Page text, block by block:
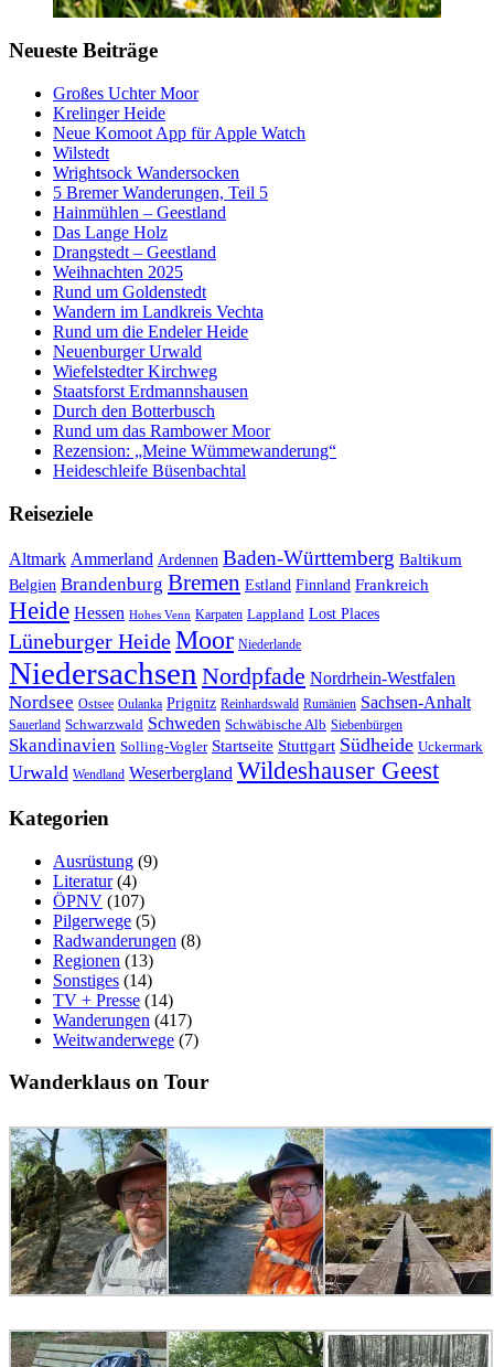
Neueste Beiträge
Großes Uchter Moor
Krelinger Heide
Neue Komoot App für Apple Watch
Wilstedt
Wrightsock Wandersocken
5 Bremer Wanderungen, Teil 5
Hainmühlen – Geestland
Das Lange Holz
Drangstedt – Geestland
Weihnachten 2025
Rund um Goldenstedt
Wandern im Landkreis Vechta
Rund um die Endeler Heide
Neuenburger Urwald
Wiefelstedter Kirchweg
Staatsforst Erdmannshausen
Durch den Botterbusch
Rund um das Rambower Moor
Rezension: „Meine Wümmewanderung“
Heideschleife Büsenbachtal
Reiseziele
Altmark Ammerland Ardennen Baden-Württemberg Baltikum
Belgien Brandenburg Bremen Estland Finnland Frankreich
Heide Hessen Hohes Venn Karpaten Lappland Lost Places
Lüneburger HeideMoor Niederlande
Niedersachsen Nordpfade Nordrhein-Westfalen
Nordsee Ostsee Oulanka Prignitz Reinhardswald Rumänien Sachsen-Anhalt
Sauerland Schwarzwald Schweden Schwäbische Alb Siebenbürgen
Skandinavien Solling-Vogler Startseite Stuttgart Südheide Uckermark
Urwald Wendland Weserbergland Wildeshauser Geest
Kategorien
Ausrüstung (9)
Literatur(4)
ÖPNV (107)
Pilgerwege (5)
Radwanderungen (8)
Regionen (13)
Sonstiges (14)
TV + Presse (14)
Wanderungen (417)
Weitwanderwege (7)
Wanderklaus on Tour